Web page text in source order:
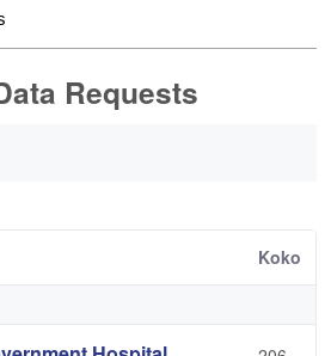
Requests
Koko